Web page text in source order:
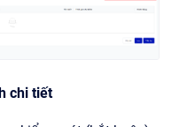
chi tiết